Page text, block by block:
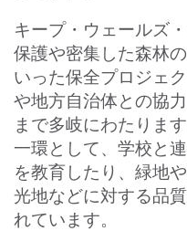
キープ・ウェールズ
保護や密集した森林
いった保全プロジェ
や地方自治体との協
まで多岐にわたりま
一環として、学校と
を教育したり、緑地
光地などに対する品
れています。